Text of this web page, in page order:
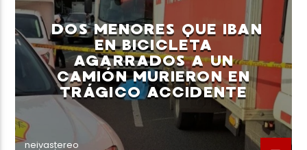
DOS MENORES QUE IBAN
EN BICICLETA
AGARRADOS A UN
CAMIÓN MURIERON EN
TRÁGICO ACCIDENTE
neivastereo